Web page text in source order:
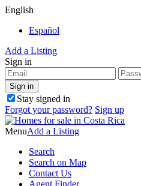
English
Español
Add a Listing
Sign in
Stay signed in
Forgot your password? Sign up
MenuAdd a Listing
Search
Search on Map
Contact Us
Agent Finder